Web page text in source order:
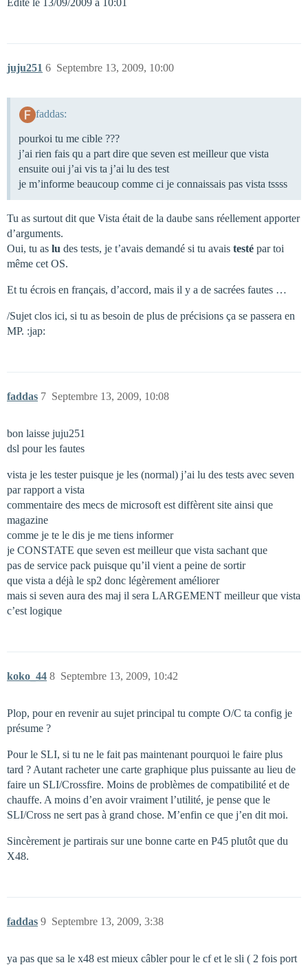
Edité le 13/09/2009 à 10:01
juju251 Septembre 13, 2009, 10:00
6
faddas:
pourkoi tu me cible ???
j’ai rien fais qu a part dire que seven est meilleur que vista
ensuite oui j’ai vis ta j’ai lu des test
je m’informe beaucoup comme ci je connaissais pas vista tssss
Tu as surtout dit que Vista était de la daube sans réellement apporter
d’arguments.
Oui, tu as lu des tests, je t’avais demandé si tu avais testé par toi
même cet OS.
Et tu écrois en français, d’accord, mais il y a de sacrées fautes …
/Sujet clos ici, si tu as besoin de plus de précisions ça se passera en
MP. :jap:
faddas Septembre 13, 2009, 10:08
7
bon laisse juju251
dsl pour les fautes
vista je les tester puisque je les (normal) j’ai lu des tests avec seven
par rapport a vista
commentaire des mecs de microsoft est diffèrent site ainsi que
magazine
comme je te le dis je me tiens informer
je CONSTATE que seven est meilleur que vista sachant que
pas de service pack puisque qu’il vient a peine de sortir
que vista a déjà le sp2 donc légèrement améliorer
mais si seven aura des maj il sera LARGEMENT meilleur que vista
c’est logique
koko_44 Septembre 13, 2009, 10:42
8
Plop, pour en revenir au sujet principal tu compte O/C ta config je
présume ?
Pour le SLI, si tu ne le fait pas maintenant pourquoi le faire plus
tard ? Autant racheter une carte graphique plus puissante au lieu de
faire un SLI/Crossfire. Moins de problèmes de compatibilité et de
chauffe. A moins d’en avoir vraiment l’utilité, je pense que le
SLI/Cross ne sert pas à grand chose. M’enfin ce que j’en dit moi.
Sincèrement je partirais sur une bonne carte en P45 plutôt que du
X48.
faddas Septembre 13, 2009, 3:38
9
ya pas que sa le x48 est mieux câbler pour le cf et le sli ( 2 fois port